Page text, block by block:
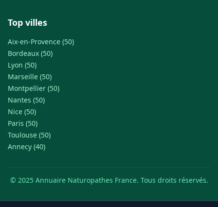
Top villes
Aix-en-Provence (50)
Bordeaux (50)
Lyon (50)
Marseille (50)
Montpellier (50)
Nantes (50)
Nice (50)
Paris (50)
Toulouse (50)
Annecy (40)
© 2025 Annuaire Naturopathes France. Tous droits réservés.